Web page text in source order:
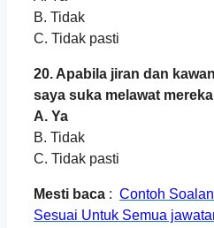
B. Tidak
C. Tidak pasti
20. Apabila jiran dan
saya suka melawat
A. Ya
B. Tidak
C. Tidak pasti
Mesti baca : Contoh
Sesuai Untuk Semua